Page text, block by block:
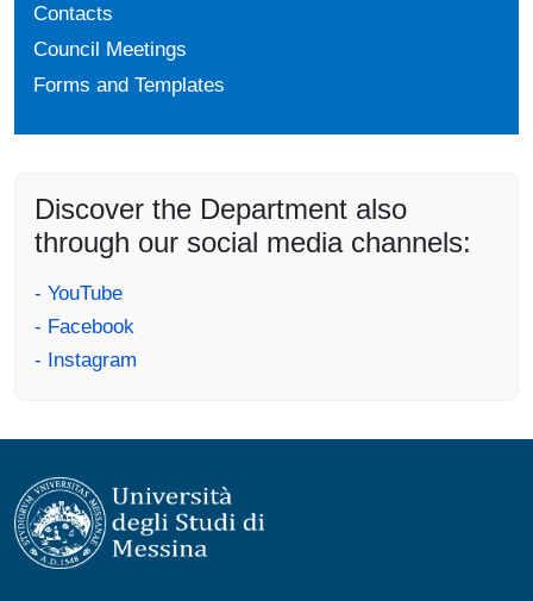
Contacts
Council Meetings
Forms and Templates
Discover the Department also
through our social media channels:
- YouTube
- Facebook
- Instagram